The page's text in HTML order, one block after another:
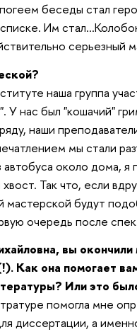
беседы стал
Им
серьезный
наша группа
У нас был "кошачий"
наши
мы стали
автобуса около дома,
Так что, если
мастерской будут
очередь после
вы
Как она помогает
Или это
помогла мне
диссертации, а